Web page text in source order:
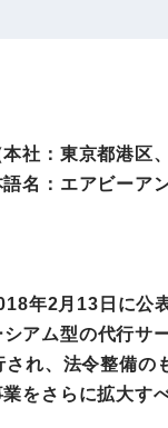
アー事業
ルサイト事業
社：東京都港
名：エアビー
年2月13日に
アム型の代行サ
れ、法令整備
をさらに拡大